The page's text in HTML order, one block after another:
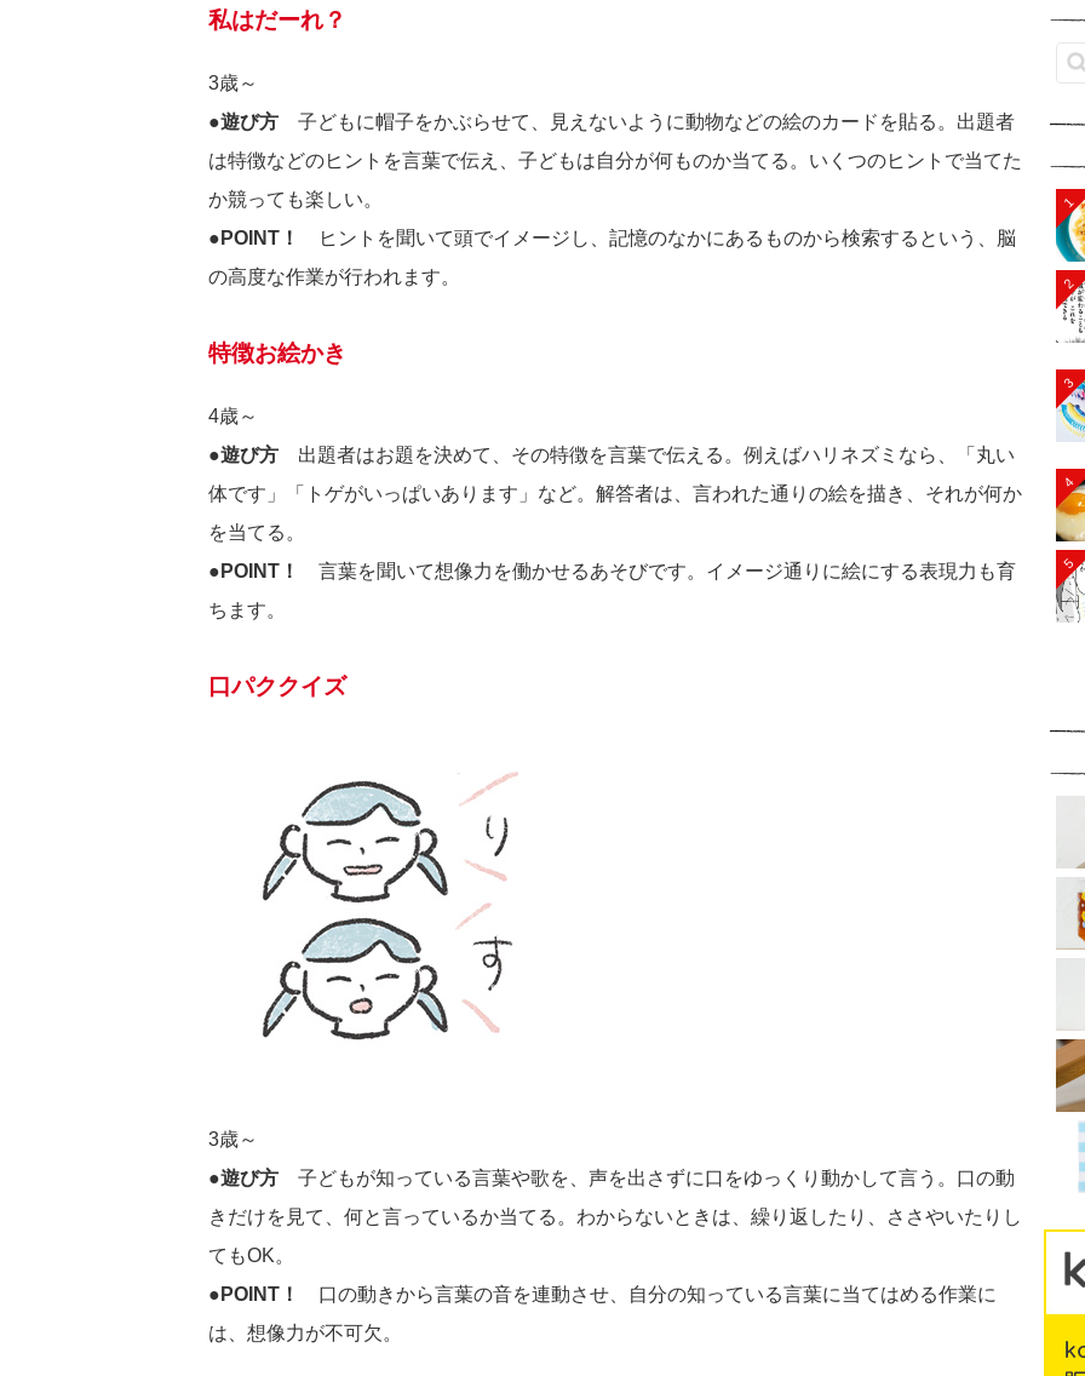
私はだーれ？
3歳～
●遊び方 子どもに帽子をかぶらせて、見えないように動物などの絵のカードを貼る。出題者
は特徴などのヒントを言葉で伝え、子どもは自分が何ものか当てる。いくつのヒントで当てた
か競っても楽しい。
●POINT！
ヒントを聞いて頭でイメージし、記憶のなかにあるものから検索するという、脳
の高度な作業が行われます。
特徴お絵かき
4歳～
●遊び方 出題者はお題を決めて、その特徴を言葉で伝える。例えばハリネズミなら、「丸い
体です」「トゲがいっぱいあります」など。解答者は、言われた通りの絵を描き、それが何か
を当てる。
●POINT！
言葉を聞いて想像力を働かせるあそびです。イメージ通りに絵にする表現力も育
ちます。
口パククイズ
3歳～
●遊び方 子どもが知っている言葉や歌を、声を出さずに口をゆっくり動かして言う。口の動
きだけを見て、何と言っているか当てる。わからないときは、繰り返したり、ささやいたりし
てもOK。
●POINT！
口の動きから言葉の音を連動させ、自分の知っている言葉に当てはめる作業に
は、想像力が不可欠。
1
2
3
4
5